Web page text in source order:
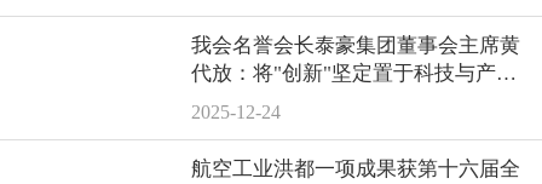
我会名誉会长泰豪集团董事会主席黄
代放：将"创新"坚定置于科技与产业
融合发展的"C位"
2025-12-24
航空工业洪都一项成果获第十六届全